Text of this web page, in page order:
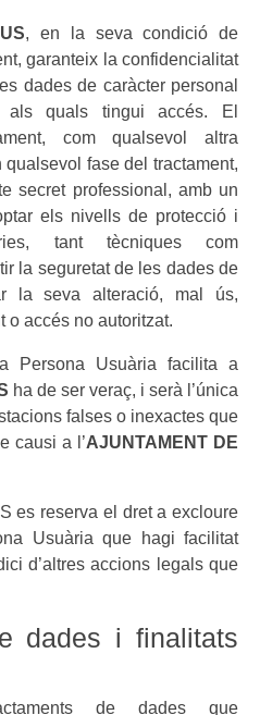
, en la seva condició de
garanteix la confidencialitat
dades de caràcter personal
quals tingui accés. El
com qualsevol altra
fase del tractament,
secret professional, amb un
els nivells de protecció i
tant tècniques com
la seguretat de les dades de
la seva alteració, mal ús,
o accés no autoritzat.
Persona Usuària facilita a
ha de ser veraç, i serà l’única
falses o inexactes que
causi a l’AJUNTAMENT DE
es reserva el dret a excloure
Usuària que hagi facilitat
d’altres accions legals que
dades i finalitats
de dades que